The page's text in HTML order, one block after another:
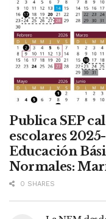
Publica SEP
escolares
Educación
Normales:
0 SHARES